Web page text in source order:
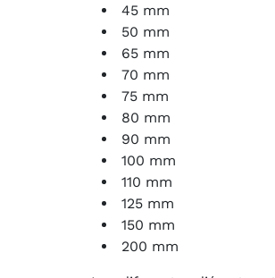
45 mm
50 mm
65 mm
70 mm
75 mm
80 mm
90 mm
100 mm
110 mm
125 mm
150 mm
200 mm